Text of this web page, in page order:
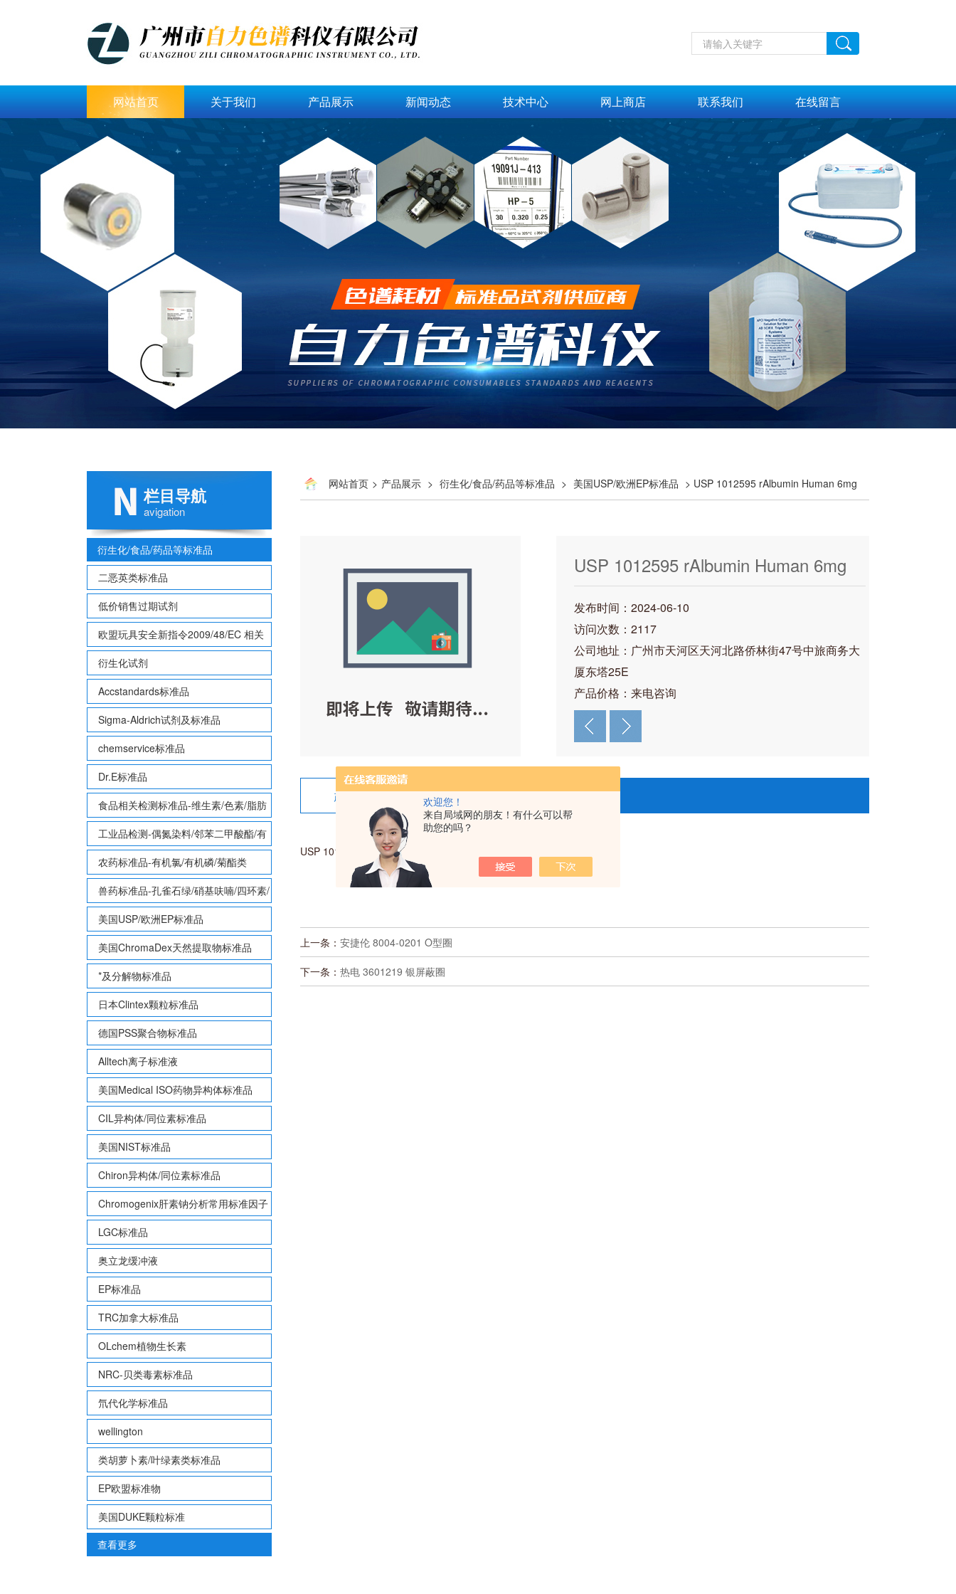
欢迎您！
来自局域网的朋友！有什么可以帮
助您的吗？
网站首页 关于我们 产品展示 新闻动态 技术中心 网上商店 联系我们 在线留言
栏目导航
avigation
衍生化/食品/药品等标准品
二恶英类标准品
低价销售过期试剂
欧盟玩具安全新指令2009/48/EC 相关
致敏性香味剂标准品
衍生化试剂
Accstandards标准品
Sigma-Aldrich试剂及标准品
chemservice标准品
Dr.E标准品
食品相关检测标准品-维生素/色素/脂肪
酸甲酯等
工业品检测-偶氮染料/邻苯二甲酸酯/有
机锡/多溴联苯/多溴联苯醚/多氯联苯
农药标准品-有机氯/有机磷/菊酯类
兽药标准品-孔雀石绿/硝基呋喃/四环素/
磺胺等
美国USP/欧洲EP标准品
美国ChromaDex天然提取物标准品
*及分解物标准品
日本Clintex颗粒标准品
德国PSS聚合物标准品
Alltech离子标准液
美国Medical ISO药物异构体标准品
CIL异构体/同位素标准品
美国NIST标准品
Chiron异构体/同位素标准品
Chromogenix肝素钠分析常用标准因子
LGC标准品
奥立龙缓冲液
EP标准品
TRC加拿大标准品
OLchem植物生长素
NRC-贝类毒素标准品
氘代化学标准品
wellington
类胡萝卜素/叶绿素类标准品
EP欧盟标准物
美国DUKE颗粒标准
查看更多
网站首页 > 产品展示 > 衍生化/食品/药品等标准品 > 美国USP/欧洲EP标准品 > USP 1012595 rAlbumin Human 6mg
USP 1012595 rAlbumin Human 6mg
发布时间：2024-06-10
访问次数：2117
公司地址：广州市天河区天河北路侨林街47号中旅商务大
厦东塔25E
产品价格：来电咨询
产品详情 在线留言
USP 1012595 rAlbumin Human 6mg
上一条： 安捷伦 8004-0201 O型圈
下一条： 热电 3601219 银屏蔽圈